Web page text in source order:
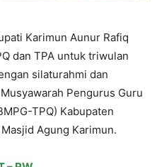
Karimun Aunur Rafiq
dan TPA untuk triwulan
silaturahmi dan
Pengurus Guru
TPQ) Kabupaten
Agung Karimun.